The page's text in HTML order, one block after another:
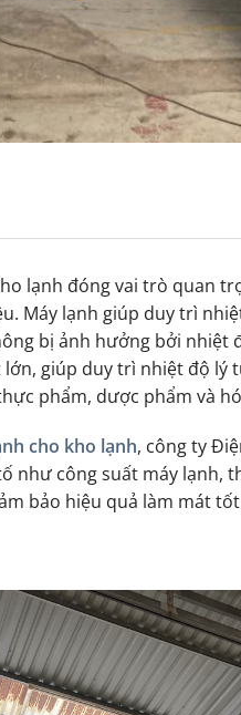
lạnh đóng vai trò quan
Máy lạnh giúp duy trì
bị ảnh hưởng bởi nhiệt
giúp duy trì nhiệt độ lý
phẩm, dược phẩm và
cho kho lạnh, công ty
như công suất máy lạnh,
bảo hiệu quả làm mát